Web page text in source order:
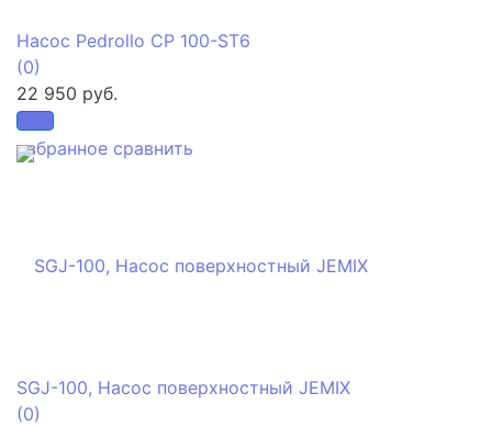
избранное сравнить
Насос Pedrollo CP 100-ST6
(0)
22 950 руб.
SGJ-100, Насос поверхностный JEMIX
(0)